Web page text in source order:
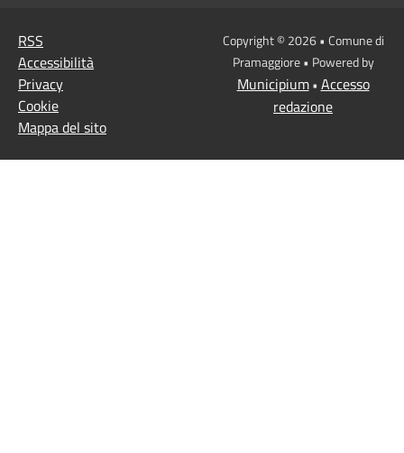
RSS
Accessibilità
Privacy
Cookie
Mappa del sito
Copyright © 2026 • Comune di
Pramaggiore • Powered by
Municipium• Accesso
redazione